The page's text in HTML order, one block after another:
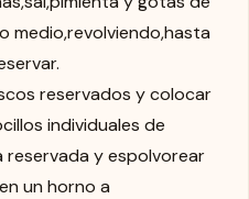
medio,revolviendo,hasta
reservados y colocar
individuales de
reservada y espolvorear
un horno a